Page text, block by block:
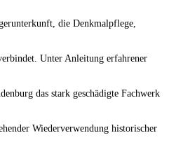
die Denkmalpflege,
Unter Anleitung erfahrener
das stark geschädigte Fachwerk
Wiederverwendung historischer